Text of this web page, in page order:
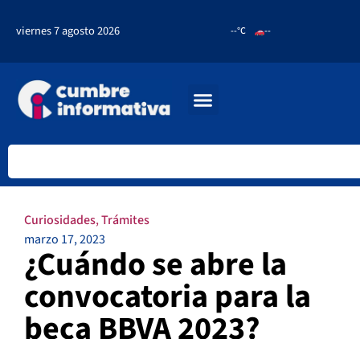
viernes 7 agosto 2026 --°C --
Curiosidades,Trámites
marzo 17, 2023
¿Cuándo se abre la
convocatoria para la
beca BBVA 2023?